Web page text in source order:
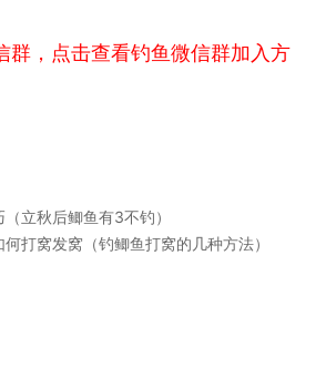
群，点击查看钓鱼微信群加入方
立秋后鲫鱼有3不钓）
打窝发窝（钓鲫鱼打窝的几种方法）